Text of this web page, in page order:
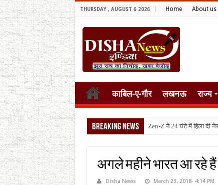
THURSDAY , AUGUST 6 2026 Home About us
काबिल-ए-गौर लखनऊ राज्य
Breaking News टैरिफ वॉर
अगले महीने भारत आ रहे हैं
Disha News March 23, 2018- 4:14 PM